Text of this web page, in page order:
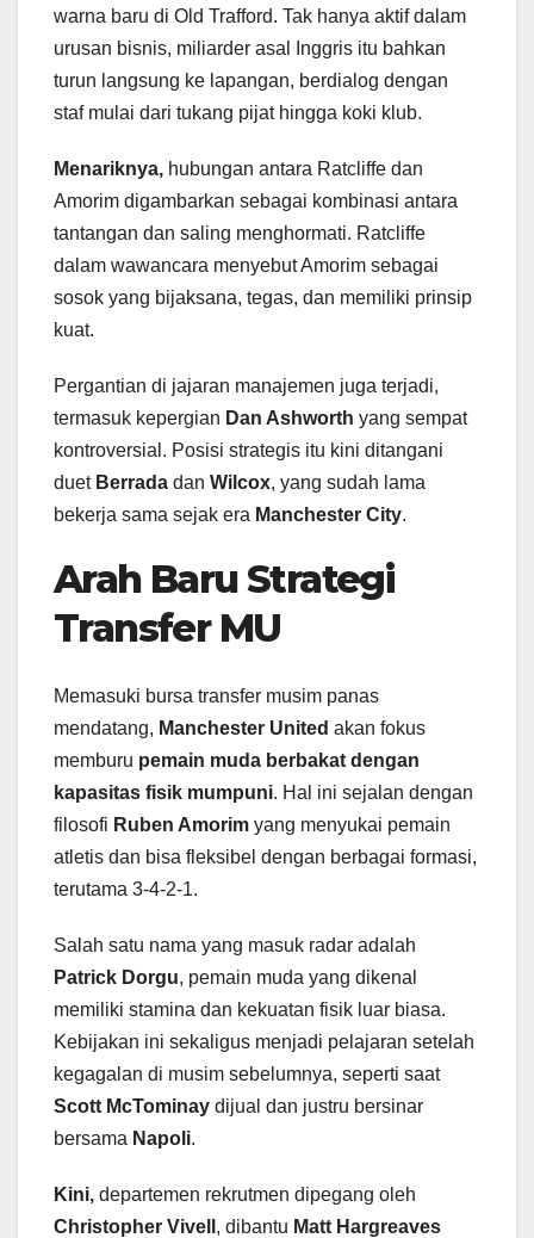
warna baru di Old Trafford. Tak hanya aktif dalam
urusan bisnis, miliarder asal Inggris itu bahkan
turun langsung ke lapangan, berdialog dengan
staf mulai dari tukang pijat hingga koki klub.
Menariknya, hubungan antara Ratcliffe dan
Amorim digambarkan sebagai kombinasi antara
tantangan dan saling menghormati. Ratcliffe
dalam wawancara menyebut Amorim sebagai
sosok yang bijaksana, tegas, dan memiliki prinsip
kuat.
Pergantian di jajaran manajemen juga terjadi,
termasuk kepergian Dan Ashworth yang sempat
kontroversial. Posisi strategis itu kini ditangani
duet Berrada dan Wilcox, yang sudah lama
bekerja sama sejak era Manchester City.
Arah Baru Strategi
Transfer MU
Memasuki bursa transfer musim panas
mendatang, Manchester United akan fokus
memburu pemain muda berbakat dengan
kapasitas fisik mumpuni. Hal ini sejalan dengan
filosofi Ruben Amorim yang menyukai pemain
atletis dan bisa fleksibel dengan berbagai formasi,
terutama 3-4-2-1.
Salah satu nama yang masuk radar adalah
Patrick Dorgu, pemain muda yang dikenal
memiliki stamina dan kekuatan fisik luar biasa.
Kebijakan ini sekaligus menjadi pelajaran setelah
kegagalan di musim sebelumnya, seperti saat
Scott McTominay dijual dan justru bersinar
bersama Napoli.
Kini, departemen rekrutmen dipegang oleh
Christopher Vivell , dibantu Matt Hargreaves